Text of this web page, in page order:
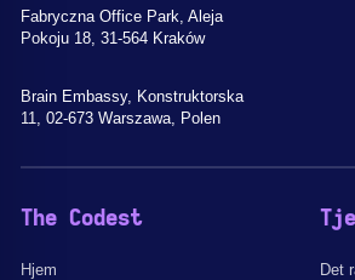
Fabryczna Office Park, Aleja
Pokoju 18, 31-564 Kraków
Brain Embassy, Konstruktorska
11, 02-673 Warszawa, Polen
The Codest
Hjem
Det